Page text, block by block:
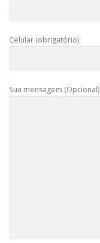
Celular (obrigatório)
Sua mensagem (Opcional)